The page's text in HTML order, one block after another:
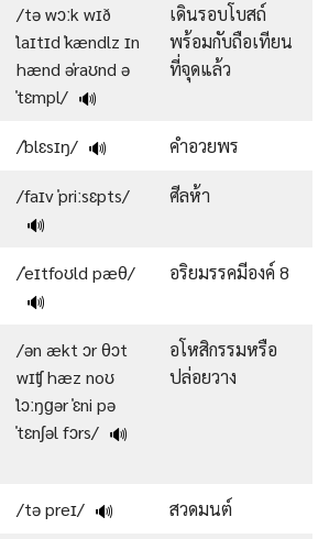
/tə wɔːk wɪð
ˈlaɪtɪd ˈkændlz ɪn
hænd əˈraʊnd ə
ˈtɛmpl/ 🔊
เดินรอบโบสถ์
พร้อมกับถือเทียน
ที่จุดแล้ว
/ˈblɛsɪŋ/ 🔊 คำอวยพร
/faɪv ˈpriːsɛpts/
🔊
ศีลห้า
/ˈeɪtfoʊld pæθ/
🔊
อริยมรรคมีองค์ 8
/ən ækt ɔr θɔt
wɪʧ hæz noʊ
ˈlɔːŋɡər ˈɛni pə
ˈtɛnʃəl fɔrs/ 🔊
อโหสิกรรมหรือ
ปล่อยวาง
/tə preɪ/ 🔊 สวดมนต์